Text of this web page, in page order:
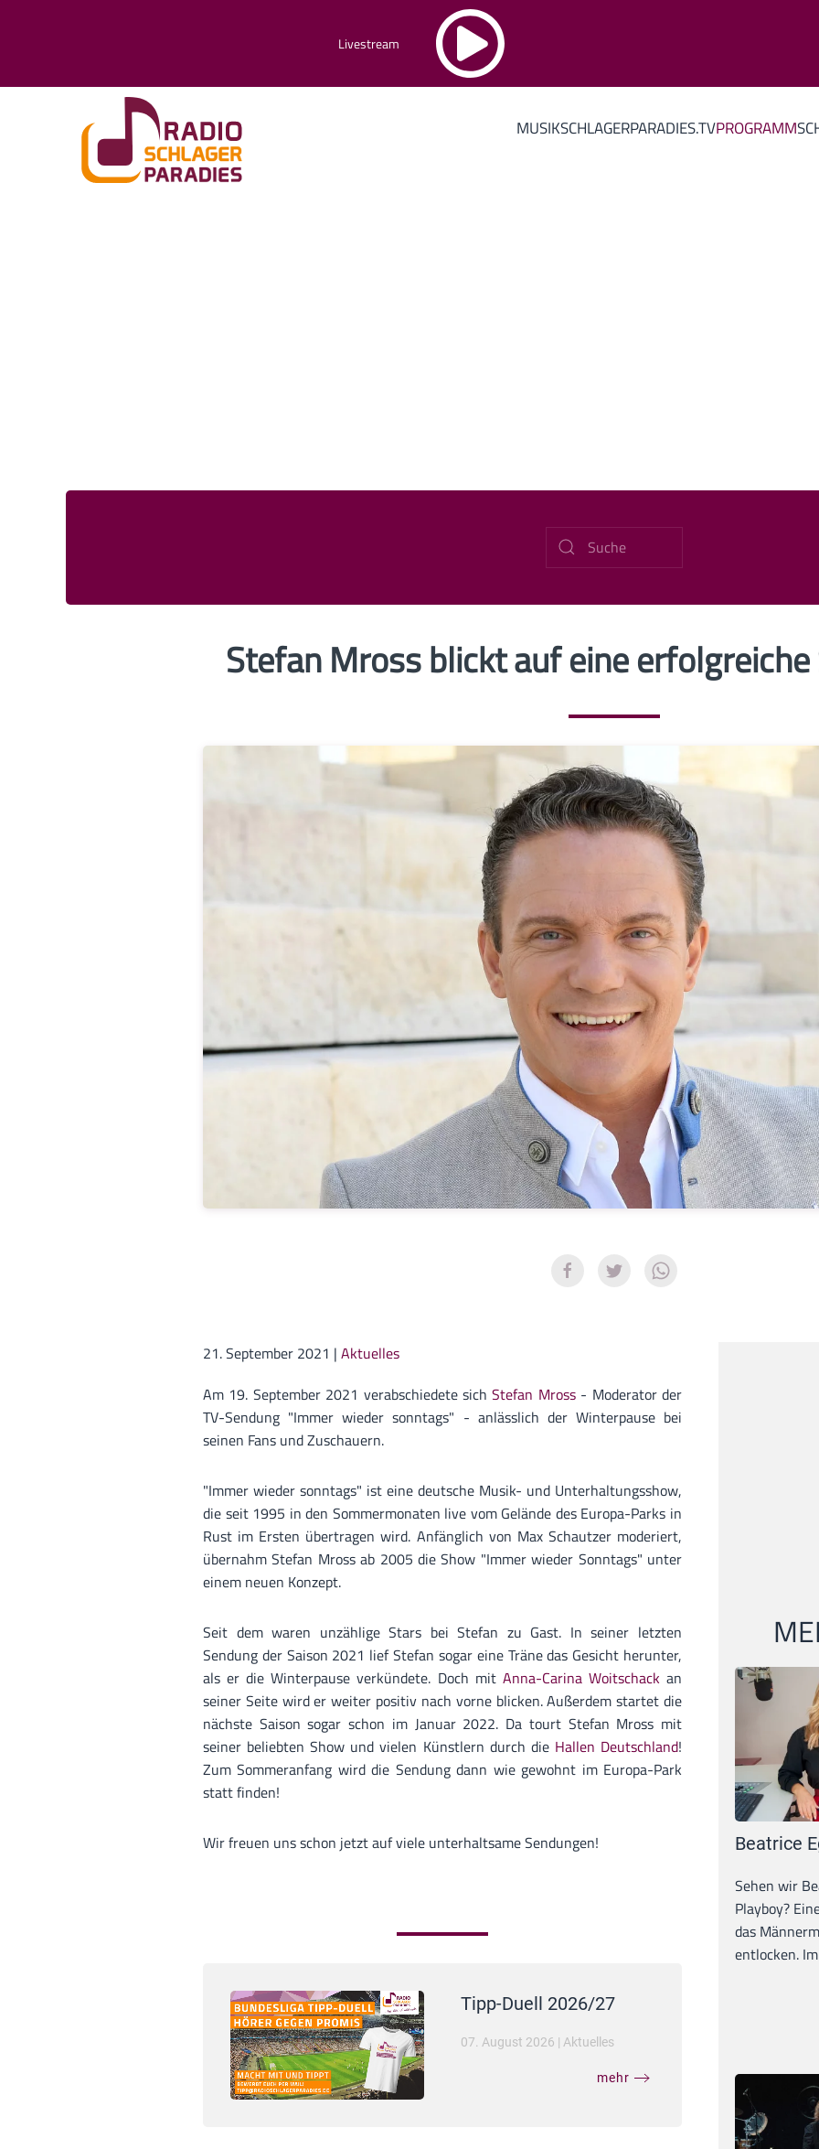
Livestream
MUSIKSCHLAGERPARADIES.TVPROGRAMM
Stefan Mross blickt auf eine
21. September 2021 | Aktuelles
Am 19. September 2021 verabschiedete sich Stefan Mross- Moderator der
TV-Sendung "Immer wieder sonntags" - anlässlich der Winterpause bei
seinen Fans und Zuschauern.
"Immer wieder sonntags" ist eine deutsche Musik- und Unterhaltungsshow,
die seit 1995 in den Sommermonaten live vom Gelände des Europa-Parks in
Rust im Ersten übertragen wird. Anfänglich von Max Schautzer moderiert,
übernahm Stefan Mross ab 2005 die Show "Immer wieder Sonntags" unter
einem neuen Konzept.
Seit dem waren unzählige Stars bei Stefan zu Gast. In seiner letzten
Sendung der Saison 2021 lief Stefan sogar eine Träne das Gesicht herunter,
als er die Winterpause verkündete. Doch mit Anna-Carina Woitschackan
seiner Seite wird er weiter positiv nach vorne blicken. Außerdem startet die
nächste Saison sogar schon im Januar 2022. Da tourt Stefan Mross mit
seiner beliebten Show und vielen Künstlern durch dieHallen Deutschland!
Zum Sommeranfang wird die Sendung dann wie gewohnt im Europa-Park
statt finden!
Wir freuen uns schon jetzt auf viele unterhaltsame Sendungen!
Tipp-Duell 2026/27
07. August 2026 | Aktuelles
mehr
Beatrice
Sehen wir
Playboy?
das
entlocken.